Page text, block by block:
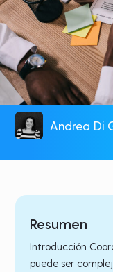
Andrea Di
Resumen
Introducción
puede ser